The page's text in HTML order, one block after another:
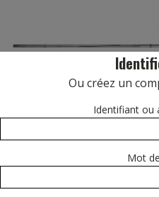
Ou créez un
Identifiant ou
Mot